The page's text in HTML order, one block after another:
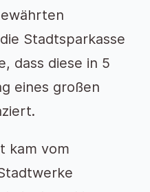
Stadtsparkasse
dass diese in 5
eines großen
kam vom